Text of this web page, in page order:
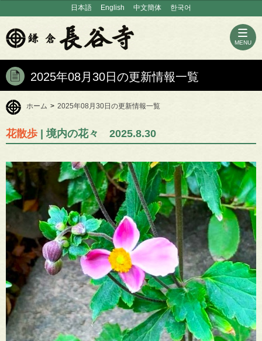
日本語 English 中文簡体 한국어
MENU
2025年08月30日の更新情報一覧
ホーム > 2025年08月30日の更新情報一覧
花散歩 | 境内の花々 2025.8.30